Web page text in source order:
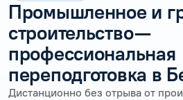
Промышленное и
строительство —
профессиональная
переподготовка в
Дистанционно без отрыва от